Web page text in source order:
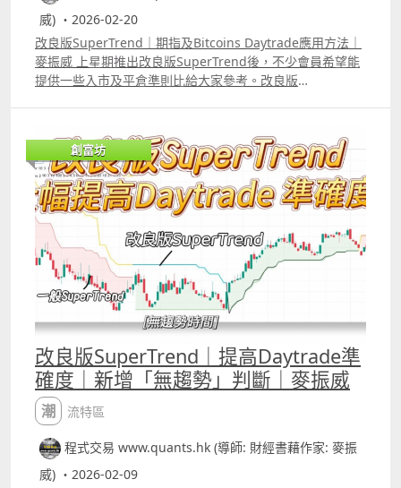
威) ・2026-02-20
改良版SuperTrend｜期指及Bitcoins Daytrade應用方法｜
麥振威 上星期推出改良版SuperTrend後，不少會員希望能
提供一些入市及平倉準則比給大家參考。改良版
介紹的應用方法，上周daytrade 1張期指的回報大約是150
點。 另改良版SuperTrend除了可daytrade期指外，
daytrade 比特幣也同樣適合。 但筆者強調這些應用方法只
是給大家參考，今次推出一個indicator而非像過去一樣推出
完整strategy就是希望大家可以嘗試不同的應用方法，就像
大家bollingerrsquo;s band 、MACD等，每個人的應用方
法也可能會有不同。
創富坊
改良版SuperTrend｜提高Daytrade準
確度｜新增「無趨勢」判斷｜麥振威
潮流特區
程式交易 www.quants.hk (導師: 財經書藉作家: 麥振
威) ・2026-02-09